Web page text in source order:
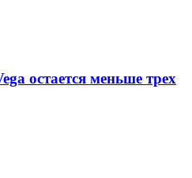
остается меньше трех